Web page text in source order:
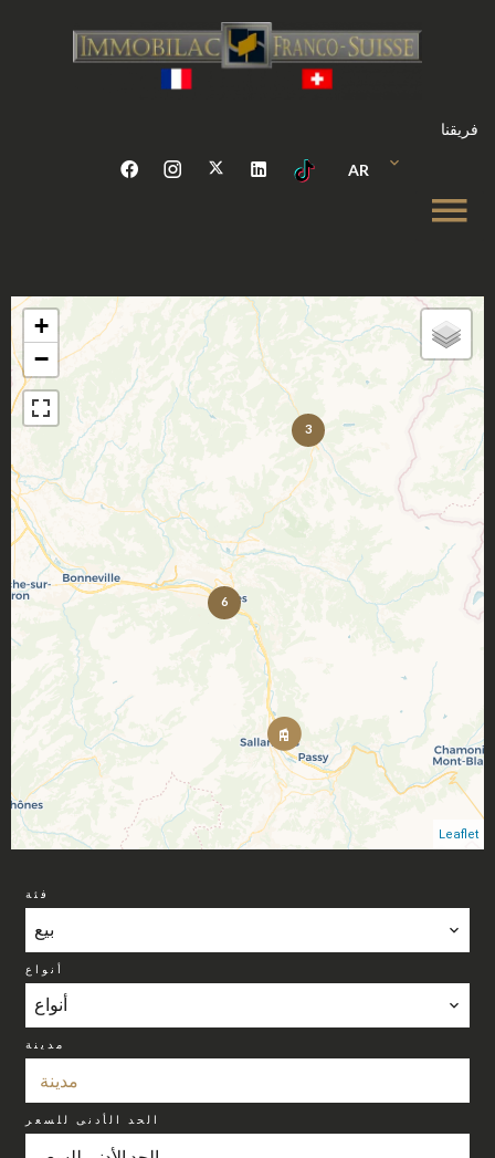
فريقنا
AR
3
6
+
−
Leaflet
فئة
بيع
أنواع
أنواع
مدينة
مدينة
الحد الأدنى للسعر